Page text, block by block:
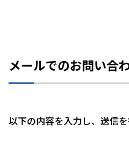
メールでのお問い合
以下の内容を入力し、送信を